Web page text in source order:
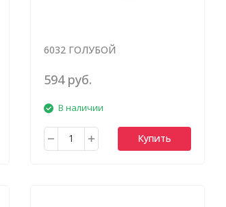
6032 ГОЛУБОЙ
594 руб.
В наличии
Купить